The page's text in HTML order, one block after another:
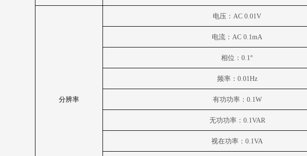
分辨率
电压： AC 0.01V
电流： AC 0.1mA
相位： 0.1°
频率： 0.01Hz
有功功率： 0.1W
无功功率： 0.1VAR
视在功率： 0.1VA